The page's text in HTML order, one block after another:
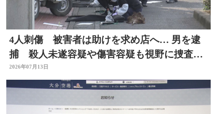
4人刺傷 被害者は助けを求め店へ… 男を逮
捕 殺人未遂容疑や傷害容疑も視野に捜査
大分県佐伯市
2026年07月13日